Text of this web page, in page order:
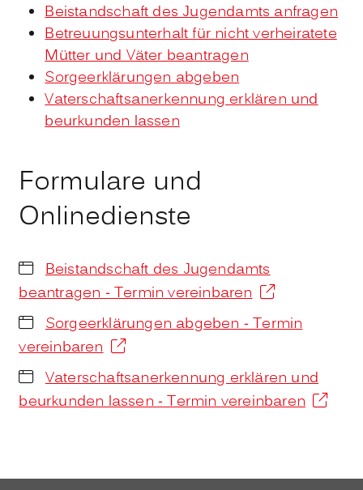
Beistandschaft des Jugendamts anfragen
Betreuungsunterhalt für nicht verheiratete
Mütter und Väter beantragen
Sorgeerklärungen abgeben
Vaterschaftsanerkennung erklären und
beurkunden lassen
Formulare und
Onlinedienste
Beistandschaft des Jugendamts
beantragen - Termin vereinbaren
Sorgeerklärungen abgeben - Termin
vereinbaren
Vaterschaftsanerkennung erklären und
beurkunden lassen - Termin vereinbaren